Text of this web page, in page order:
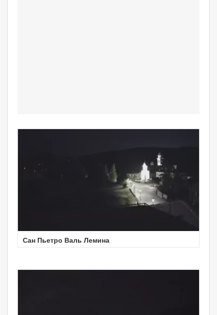
Сан Пьетро Валь Лемина